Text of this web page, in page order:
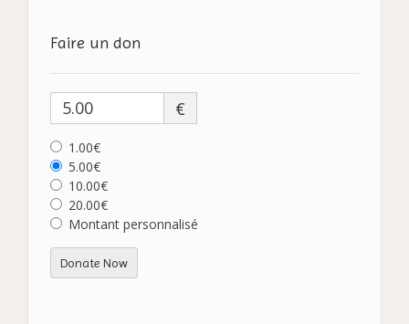
Faire un don
€
1.00€
5.00€
10.00€
20.00€
Montant personnalisé
Donate Now